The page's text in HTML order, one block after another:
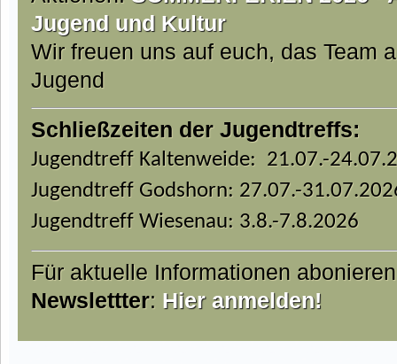
Jugend und Kultur
Wir freuen uns auf euch, das Team
Jugend
Schließzeiten der Jugendtreffs:
Jugendtreff Kaltenweide: 21.07.-
Jugendtreff Godshorn: 27.07.-
Jugendtreff Wiesenau: 3.8.-7.8.2026
Für aktuelle Informationen
Newslettter: Hier anmelden!